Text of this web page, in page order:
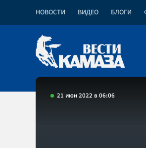
НОВОСТИ ВИДЕО БЛОГИ
21 июн 2022 в 06:06